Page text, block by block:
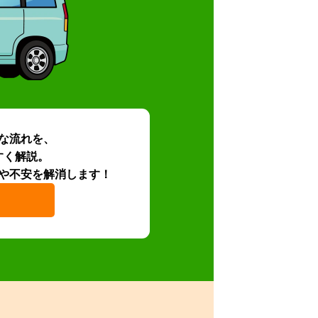
流れを、
解説。
不安を解消します！